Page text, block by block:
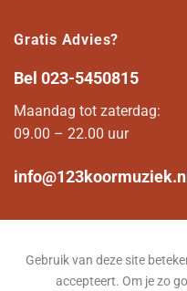
Gratis Advies?
Bel 023-5450815
Maandag tot zaterdag:
09.00 – 22.00 uur
info@123koormuziek.nl
Gebruik van deze site
accepteert. Om je zo